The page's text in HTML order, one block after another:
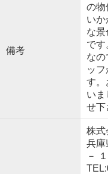
備考
の物
いか
な
で
なの
ッ
す。
いま
せ下
株式
兵庫
－